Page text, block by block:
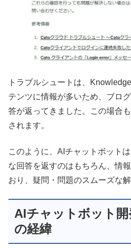
トラブルシュートは、
テンツに情報が多いため、ブロ
答が返ってきました。この場合
されます。
このように、AIチャットボット
な回答を返すのはもちろん、情
おり、疑問・問題のスムーズな
AIチャットボット
の経緯